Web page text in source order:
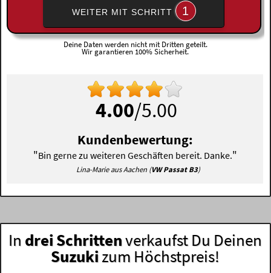
WEITER MIT SCHRITT 1
Deine Daten werden nicht mit Dritten geteilt.
Wir garantieren 100% Sicherheit.
4.00/5.00
Kundenbewertung:
"Bin gerne zu weiteren Geschäften bereit. Danke."
Lina-Marie aus Aachen (VW Passat B3)
In drei Schrittenverkaufst Du Deinen
Suzukizum Höchstpreis!